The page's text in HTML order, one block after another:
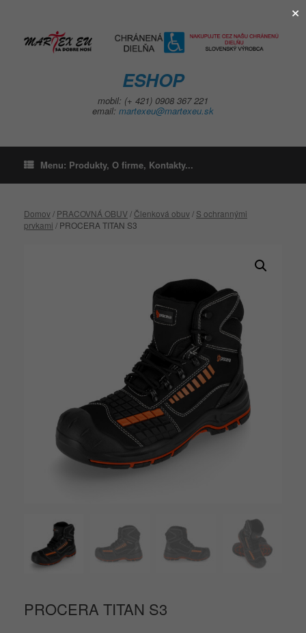
ESHOP
mobil: (+ 421) 0908 367 221
email: martexeu@martexeu.sk
Menu: Produkty, O firme, Kontakty...
Domov/ PRACOVNÁ OBUV/ Členková obuv/ S ochrannými
prvkami / PROCERA TITAN S3
PROCERA TITAN S3
×